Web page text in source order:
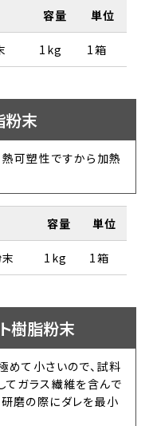
容量 単位
1kg 1箱
粉末
熱可塑性ですから加熱
容量 単位
1kg 1箱
樹脂粉末
めて小さいので、試料
てガラス繊維を含んで
磨の際にダレを最小